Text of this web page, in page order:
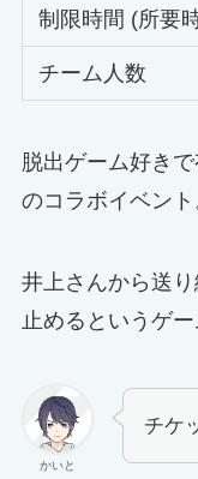
制限時間 (所要
チーム人数
脱出ゲーム好き
のコラボイベント
井上さんから送
止めるというゲ
かいと
チケ